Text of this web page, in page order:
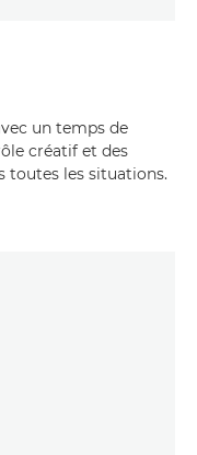
un temps de
créatif et des
toutes les situations.